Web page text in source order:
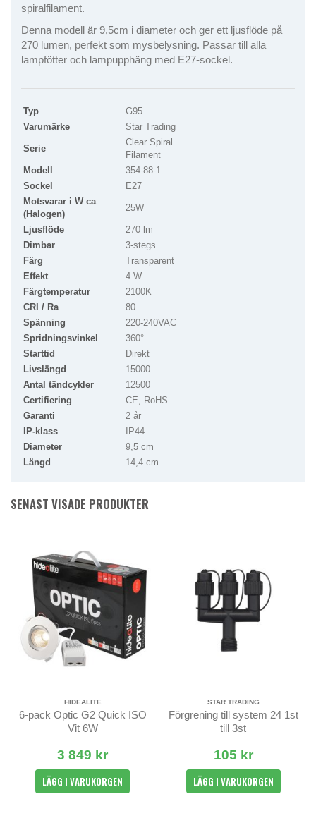
spiralfilament.
Denna modell är 9,5cm i diameter och ger ett ljusflöde på
270 lumen, perfekt som mysbelysning. Passar till alla
lampfötter och lampupphäng med E27-sockel.
Typ
G95
Varumärke
Star Trading
Serie
Clear Spiral
Filament
Modell
354-88-1
Sockel
E27
Motsvarar i W ca
(Halogen)
25W
Ljusflöde
270 lm
Dimbar
3-stegs
Färg
Transparent
Effekt
4 W
Färgtemperatur
2100K
CRI / Ra
80
Spänning
220-240VAC
Spridningsvinkel
360°
Starttid
Direkt
Livslängd
15000
Antal tändcykler
12500
Certifiering
CE, RoHS
Garanti
2 år
IP-klass
IP44
Diameter
9,5 cm
Längd
14,4 cm
SENAST VISADE PRODUKTER
HIDEALITE
6-pack Optic G2 Quick ISO
Vit 6W
3 849 kr
LÄGG I VARUKORGEN
STAR TRADING
Förgrening till system 24 1st
till 3st
105 kr
LÄGG I VARUKORGEN